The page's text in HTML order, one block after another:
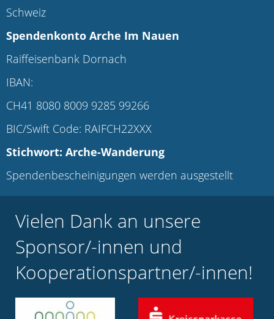
Schweiz
Spendenkonto Arche Im Nauen
Raiffeisenbank Dornach
IBAN:
CH41 8080 8009 9285 99266
BIC/Swift Code: RAIFCH22XXX
Stichwort: Arche-Wanderung
Spendenbescheinigungen werden ausgestellt
Vielen Dank an unsere
Sponsor/-innen und
Kooperationspartner/-innen!